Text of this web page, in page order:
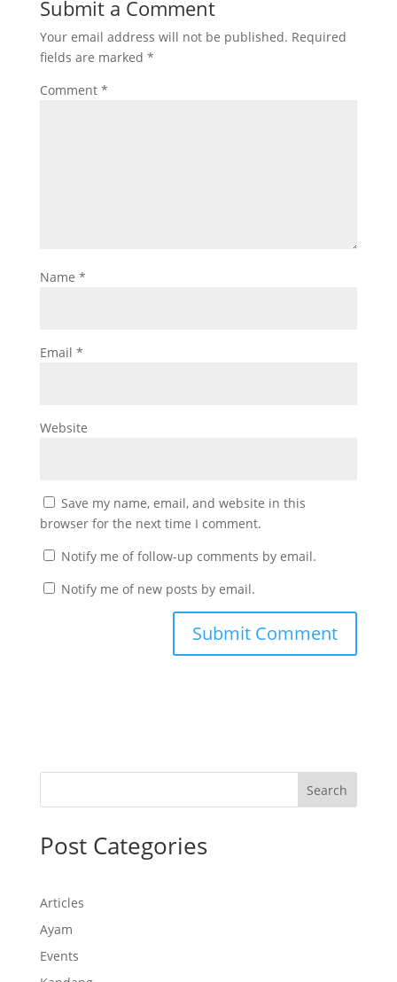
Submit a Comment
Your email address will not be published. Required
fields are marked *
Comment *
Name *
Email *
Website
Save my name, email, and website in this
browser for the next time I comment.
Notify me of follow-up comments by email.
Notify me of new posts by email.
Search
Post Categories
Articles
Ayam
Events